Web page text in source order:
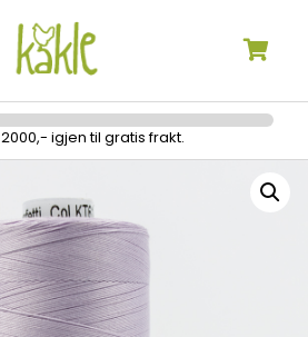
igjen til gratis frakt.